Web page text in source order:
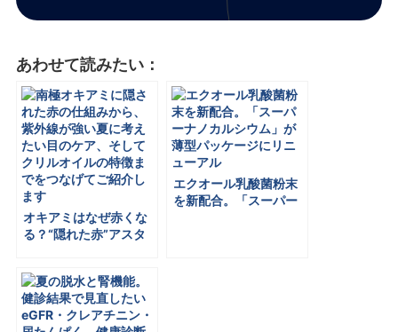
あわせて読みたい：
オキアミはなぜ赤くな
る？“隠れた赤”アスタ
エクオール乳酸菌粉末
を新配合。「スーパー